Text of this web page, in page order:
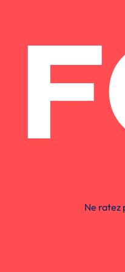
Ne ratez